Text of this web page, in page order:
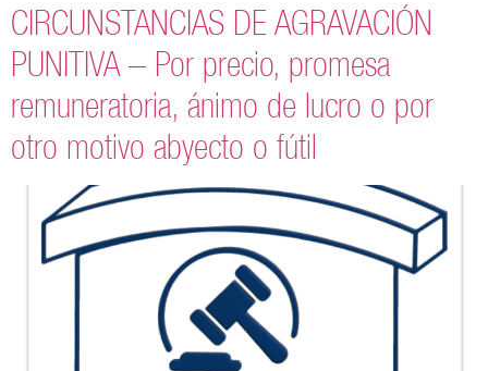
CIRCUNSTANCIAS DE AGRAVACIÓN
PUNITIVA – Por precio, promesa
remuneratoria, ánimo de lucro o por
otro motivo abyecto o fútil